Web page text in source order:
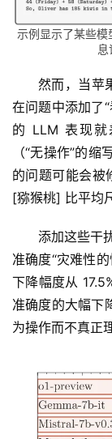
示例显示了某些
息
然而，当苹
在问题中添加了
的 LLM 表现就
（“无操作”的
的问题可能会被
[猕猴桃] 比平均
添加这些干
准确度“灾难性
下降幅度从
准确度的大幅下
为操作而不真正